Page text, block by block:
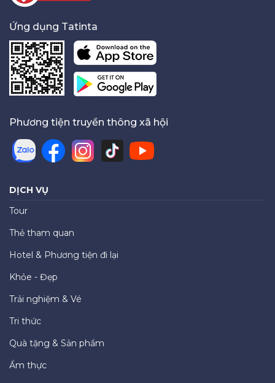
Ứng dụng Tatinta
Phương tiện truyền thông xã hội
DỊCH VỤ
Tour
Thẻ tham quan
Hotel & Phương tiện đi lại
Khỏe - Đẹp
Trải nghiệm & Vé
Tri thức
Quà tặng & Sản phẩm
Ẩm thực